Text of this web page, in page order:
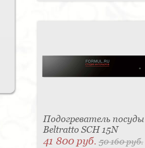
Подогреватель посуды
Beltratto SCH 15N
41 800 руб.50 160 руб.